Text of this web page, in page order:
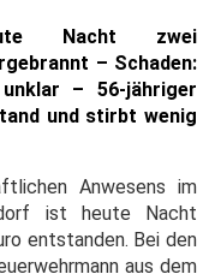
Nacht zwei
– Schaden:
– 56-jähriger
und stirbt wenig
Anwesens im
ist heute Nacht
entstanden. Bei den
aus dem